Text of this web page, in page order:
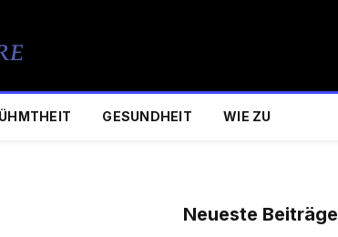
GESUNDHEIT WIE ZU
Neueste Beiträge